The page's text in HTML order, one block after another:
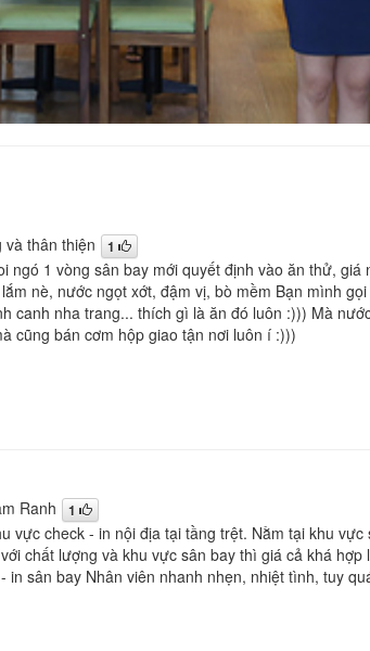
và thân thiện 1
ngó 1 vòng sân bay mới quyết định vào ăn thử,
nè, nước ngọt xớt, đậm vị, bò mềm Bạn mình
canh nha trang... thích gì là ăn đó luôn :))) Mà
cũng bán cơm hộp giao tận nơi luôn í :)))
Ranh 1
vực check - in nội địa tại tầng trệt. Nằm tại khu
chất lượng và khu vực sân bay thì giá cả khá
in sân bay Nhân viên nhanh nhẹn, nhiệt tình, tuy